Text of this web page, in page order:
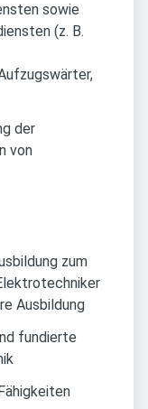
sowie
(z. B.
der
von
zum
Ausbildung
fundierte